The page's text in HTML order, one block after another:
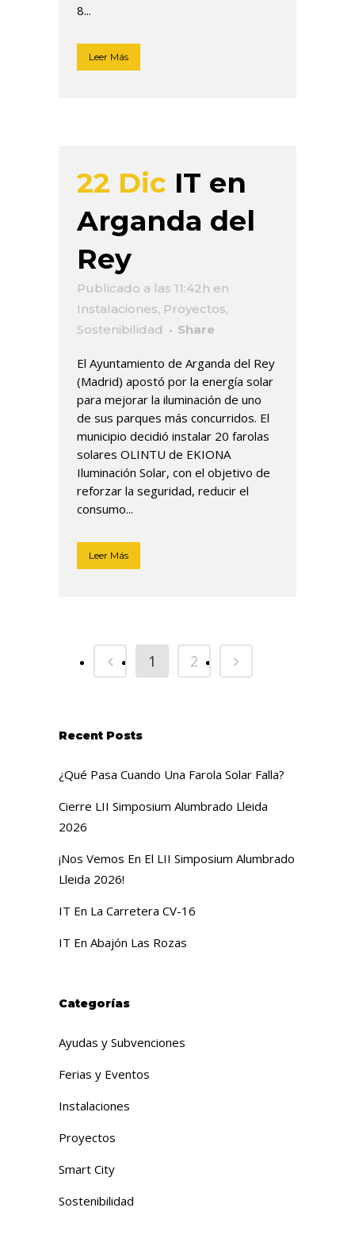
8...
Leer Más
22 Dic IT en
Arganda del
Rey
Publicado a las 11:42h en
Instalaciones, Proyectos,
Sostenibilidad
Share
El Ayuntamiento de Arganda del Rey
(Madrid) apostó por la energía solar
para mejorar la iluminación de uno
de sus parques más concurridos. El
municipio decidió instalar 20 farolas
solares OLINTU de EKIONA
Iluminación Solar, con el objetivo de
reforzar la seguridad, reducir el
consumo...
Leer Más
1 2
Recent Posts
¿Qué Pasa Cuando Una Farola Solar Falla?
Cierre LII Simposium Alumbrado Lleida
2026
¡Nos Vemos En El LII Simposium Alumbrado
Lleida 2026!
IT En La Carretera CV-16
IT En Abajón Las Rozas
Categorías
Ayudas y Subvenciones
Ferias y Eventos
Instalaciones
Proyectos
Smart City
Sostenibilidad